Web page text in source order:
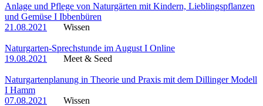
Anlage und Pflege von Naturgärten mit Kindern, Lieblingspflanzen
und Gemüse I Ibbenbüren
21.08.2021
Wissen
Naturgarten-Sprechstunde im August I Online
19.08.2021
Meet & Seed
Naturgartenplanung in Theorie und Praxis mit dem Dillinger Modell
I Hamm
07.08.2021
Wissen